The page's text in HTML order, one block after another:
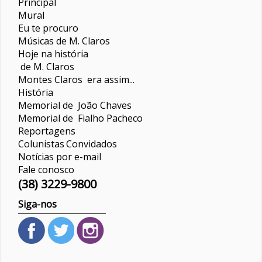
Mural
Eu te procuro
Músicas de M. Claros
Hoje na história
de M. Claros
Montes Claros era assim...
História
Memorial de João Chaves
Memorial de Fialho Pacheco
Reportagens
ColunistasConvidados
Notícias por e-mail
Fale conosco
(38) 3229-9800
Siga-nos